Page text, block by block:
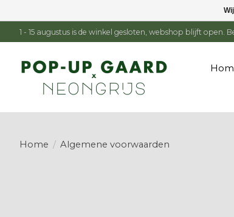
1 - 15 augustus is de winkel gesloten, webshop blijft open.
Home / Algemene voorwaarden